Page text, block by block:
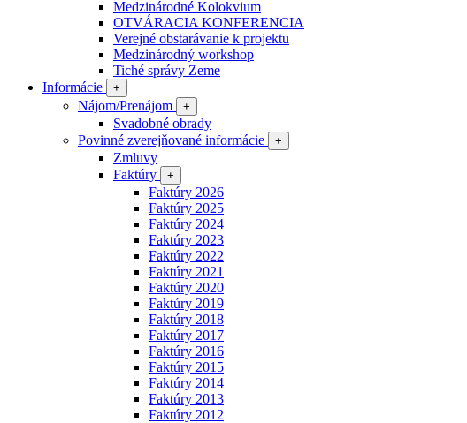
Medzinárodné Kolokvium
OTVÁRACIA KONFERENCIA
Verejné obstarávanie k projektu
Medzinárodný workshop
Tiché správy Zeme
Informácie
+
Nájom/Prenájom +
Svadobné obrady
Povinné zverejňované informácie
+
Zmluvy
Faktúry
+
Faktúry 2026
Faktúry 2025
Faktúry 2024
Faktúry 2023
Faktúry 2022
Faktúry 2021
Faktúry 2020
Faktúry 2019
Faktúry 2018
Faktúry 2017
Faktúry 2016
Faktúry 2015
Faktúry 2014
Faktúry 2013
Faktúry 2012